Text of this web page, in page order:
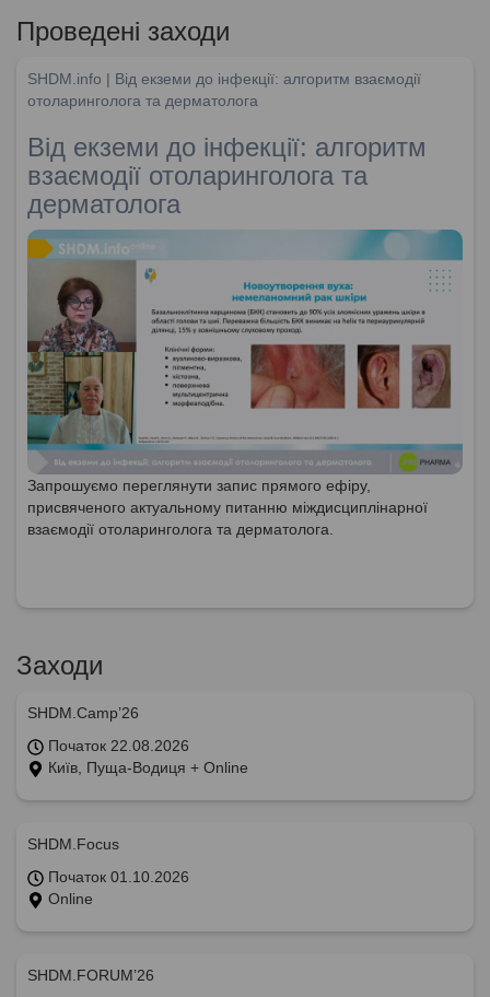
Проведені заходи
SHDM.info | Від екземи до інфекції: алгоритм взаємодії
отоларинголога та дерматолога
Від екземи до інфекції: алгоритм
взаємодії отоларинголога та
дерматолога
Запрошуємо переглянути запис прямого ефіру,
присвяченого актуальному питанню міждисциплінарної
взаємодії отоларинголога та дерматолога.
Заходи
SHDM.Camp’26
Початок 22.08.2026
Київ, Пуща-Водиця + Online
SHDM.Focus
Початок 01.10.2026
Online
SHDM.FORUM’26